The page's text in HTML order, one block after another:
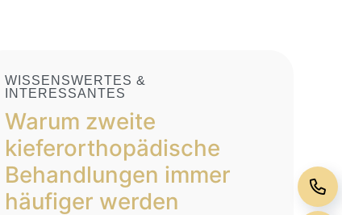
WISSENSWERTES &
INTERESSANTES
Warum zweite
kieferorthopädische
Behandlungen immer
häufiger werden